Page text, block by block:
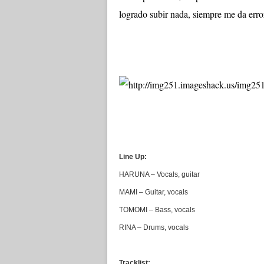
logrado subir nada, siempre me da
Line Up:
HARUNA – Vocals, guitar
MAMI – Guitar, vocals
TOMOMI – Bass, vocals
RINA – Drums, vocals